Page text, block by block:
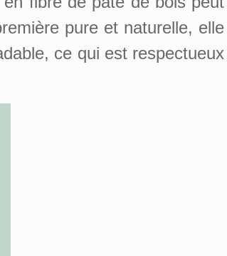
pure et naturelle, elle
ce qui est respectueux